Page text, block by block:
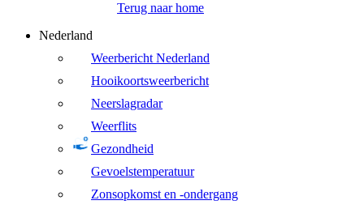
Terug naar home
Nederland
Weerbericht Nederland
Hooikoortsweerbericht
Neerslagradar
Weerflits
Gezondheid
Gevoelstemperatuur
Zonsopkomst en -ondergang